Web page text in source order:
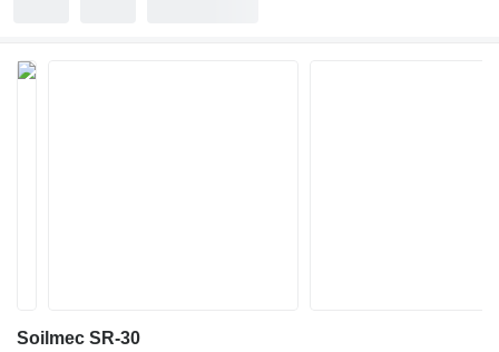
Soilmec SR-30